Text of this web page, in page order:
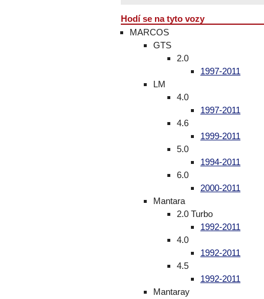
Hodí se na tyto vozy
MARCOS
GTS
2.0
1997-2011
LM
4.0
1997-2011
4.6
1999-2011
5.0
1994-2011
6.0
2000-2011
Mantara
2.0 Turbo
1992-2011
4.0
1992-2011
4.5
1992-2011
Mantaray